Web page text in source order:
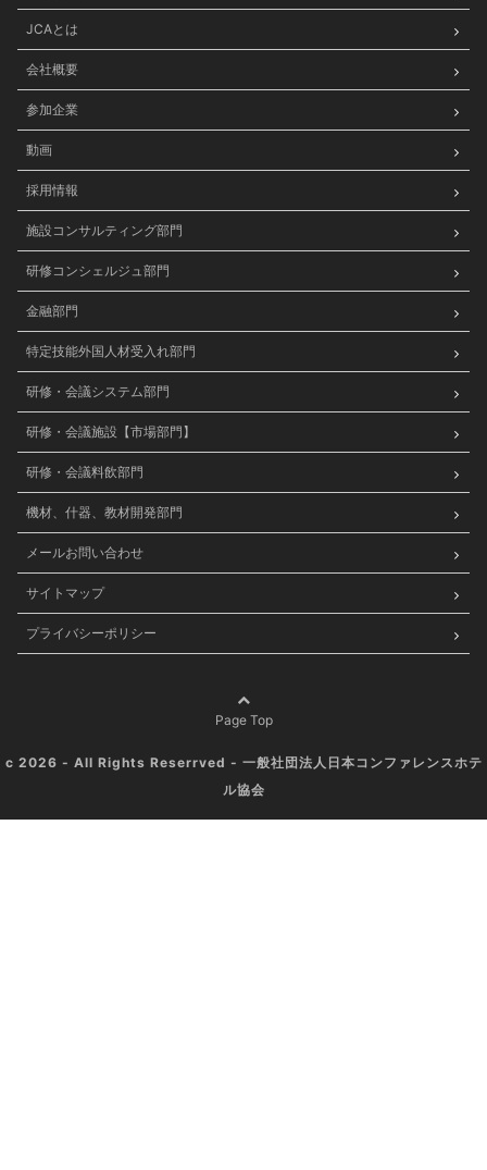
JCAとは
会社概要
参加企業
動画
採用情報
施設コンサルティング部門
研修コンシェルジュ部門
金融部門
特定技能外国人材受入れ部門
研修・会議システム部門
研修・会議施設【市場部門】
研修・会議料飲部門
機材、什器、教材開発部門
メールお問い合わせ
サイトマップ
プライバシーポリシー
Page Top
c 2026 - All Rights Reserrved - 一般社団法人日本コンファレンスホテ
ル協会